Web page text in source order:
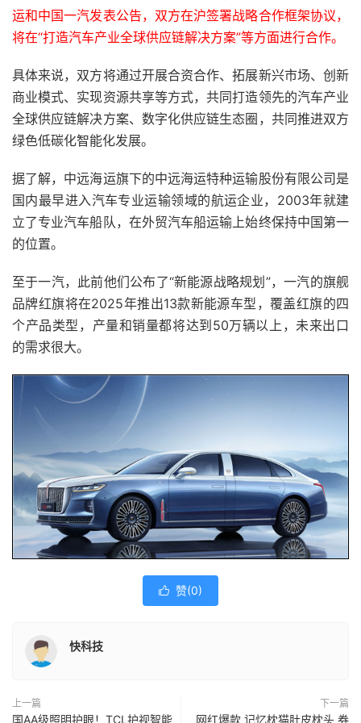
运和中国一汽发表公告，双方在沪签署战略合作框架协议，
将在“打造汽车产业全球供应链解决方案”等方面进行合作。
具体来说，双方将通过开展合资合作、拓展新兴市场、创新
商业模式、实现资源共享等方式，共同打造领先的汽车产业
全球供应链解决方案、数字化供应链生态圈，共同推进双方
绿色低碳化智能化发展。
据了解，中远海运旗下的中远海运特种运输股份有限公司是
国内最早进入汽车专业运输领域的航运企业，2003年就建
立了专业汽车船队，在外贸汽车船运输上始终保持中国第一
的位置。
至于一汽，此前他们公布了“新能源战略规划”，一汽的旗舰
品牌红旗将在2025年推出13款新能源车型，覆盖红旗的四
个产品类型，产量和销量都将达到50万辆以上，未来出口
的需求很大。
 赞(0)
快科技
上一篇
国AA级照明护眼！TCL护视智能
下一篇
网红爆款 记忆枕猫肚皮枕头 券